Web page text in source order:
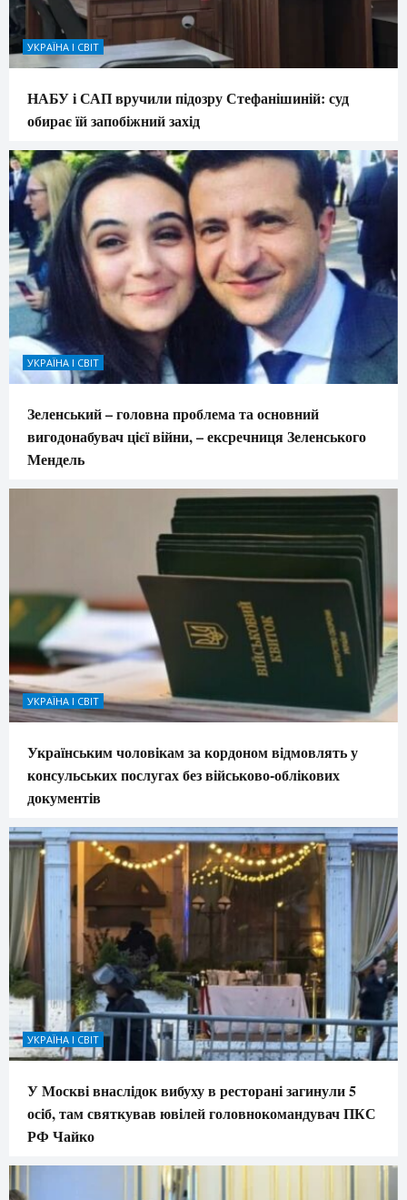
УКРАЇНА І СВІТ
НАБУ і САП вручили підозру Стефанішиній: суд
обирає їй запобіжний захід
УКРАЇНА І СВІТ
Зеленський – головна проблема та основний
вигодонабувач цієї війни, – ексречниця Зеленського
Мендель
УКРАЇНА І СВІТ
Українським чоловікам за кордоном відмовлять у
консульських послугах без військово-облікових
документів
УКРАЇНА І СВІТ
У Москві внаслідок вибуху в ресторані загинули 5
осіб, там святкував ювілей головнокомандувач ПКС
РФ Чайко